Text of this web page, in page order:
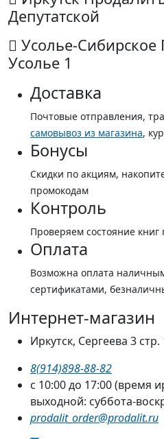
Депутатской
Усолье-
Усолье 1
Доставка
Почтовые отправления,
самовывоз из магазина,
Бонусы
Скидки по акциям,
промокодам
Контроль
Проверяем состояние книг
Оплата
Возможна оплата
сертификатами,
Интернет-магазин
Иркутск, Сергеева 3 стр.
8(914)898-88-82
с 10:00 до 17:00 (время
выходной: суббота-
prodalit_order@prodalit.ru